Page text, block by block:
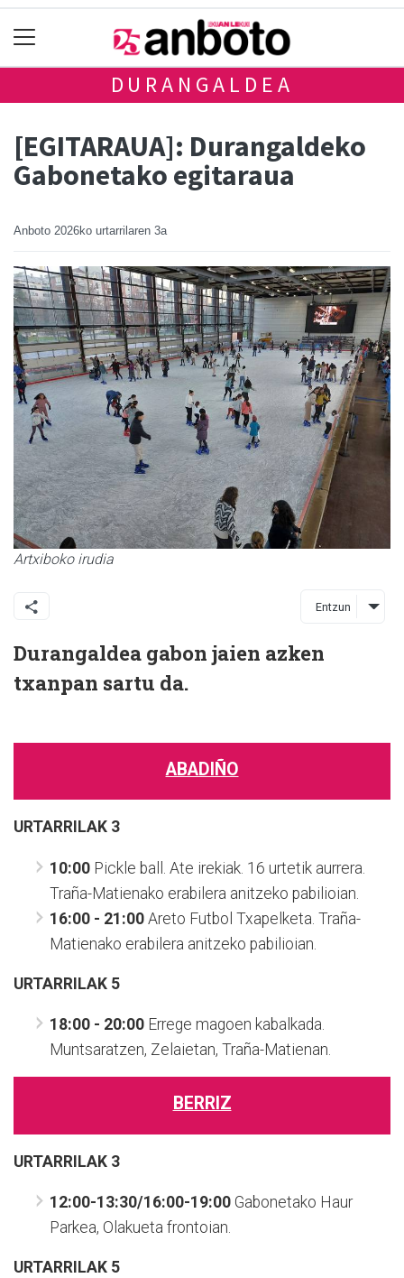
DURANGALDEA
[EGITARAUA]: Durangaldeko
Gabonetako egitaraua
Anboto 2026ko urtarrilaren 3a
Artxiboko irudia
Entzun
Durangaldea gabon jaien azken
txanpan sartu da.
ABADIÑO
URTARRILAK 3
1 0:00 Pickle ball. Ate irekiak. 16 urtetik aurrera.
Traña-Matienako erabilera anitzeko pabilioian.
16:00 - 21:00 Areto Futbol Txapelketa. Traña-
Matienako erabilera anitzeko pabilioian.
URTARRILAK 5
18:00 - 20:00 Errege magoen kabalkada.
Muntsaratzen, Zelaietan, Traña-Matienan.
BERRIZ
URTARRILAK 3
12:00-13:30/16:00-19:00 Gabonetako Haur
Parkea, Olakueta frontoian.
URTARRILAK 5